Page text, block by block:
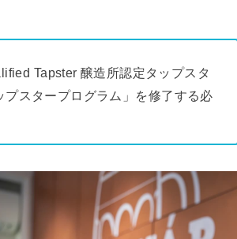
Tapster 醸造所認定タップスタ
スタープログラム」を修了する必